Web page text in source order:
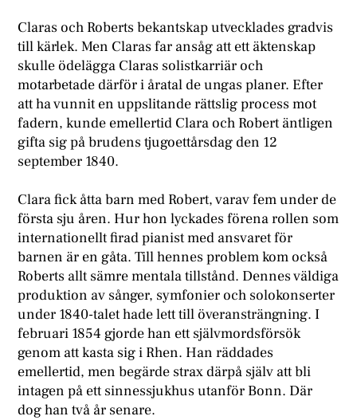
Claras och Roberts bekantskap utvecklades gradvis
till kärlek. Men Claras far ansåg att ett äktenskap
skulle ödelägga Claras solistkarriär och
motarbetade därför i åratal de ungas planer. Efter
att ha vunnit en uppslitande rättslig process mot
fadern, kunde emellertid Clara och Robert äntligen
gifta sig på brudens tjugoettårsdag den 12
september 1840.
Clara fick åtta barn med Robert, varav fem under de
första sju åren. Hur hon lyckades förena rollen som
internationellt firad pianist med ansvaret för
barnen är en gåta. Till hennes problem kom också
Roberts allt sämre mentala tillstånd. Dennes väldiga
produktion av sånger, symfonier och solokonserter
under 1840-talet hade lett till överansträngning. I
februari 1854 gjorde han ett självmordsförsök
genom att kasta sig i Rhen. Han räddades
emellertid, men begärde strax därpå själv att bli
intagen på ett sinnessjukhus utanför Bonn. Där
dog han två år senare.